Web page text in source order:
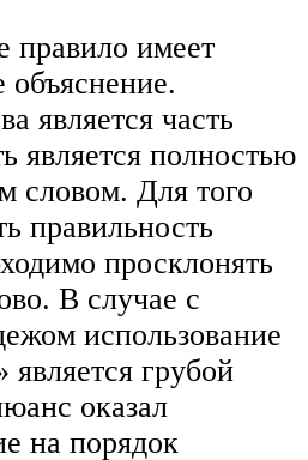
правило имеет
объяснение.
является часть
является полностью
словом. Для того
правильность
просклонять
В случае с
использование
грубой
оказал
на порядок